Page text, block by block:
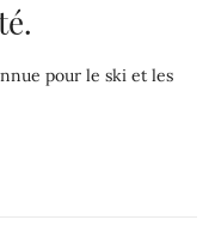
pour le ski et les